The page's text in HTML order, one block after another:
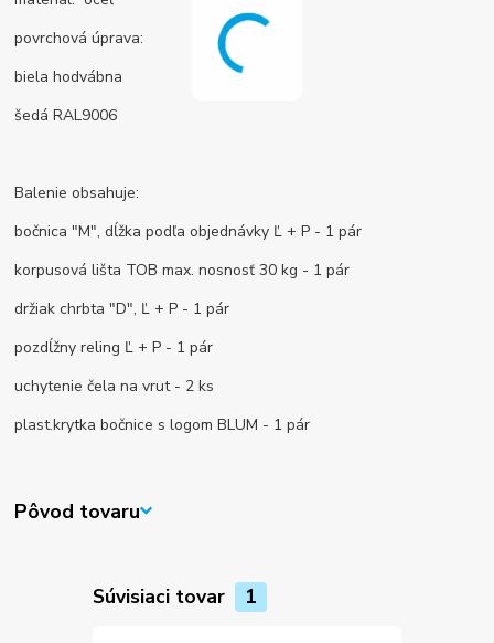
povrchová úprava:
biela hodvábna
šedá RAL9006
Balenie obsahuje:
bočnica "M", dĺžka podľa objednávky Ľ + P - 1 pár
korpusová lišta TOB max. nosnosť 30 kg - 1 pár
držiak chrbta "D", Ľ + P - 1 pár
pozdĺžny reling Ľ + P - 1 pár
uchytenie čela na vrut - 2 ks
plast.krytka bočnice s logom BLUM - 1 pár
Pôvod tovaru
Súvisiaci tovar 1